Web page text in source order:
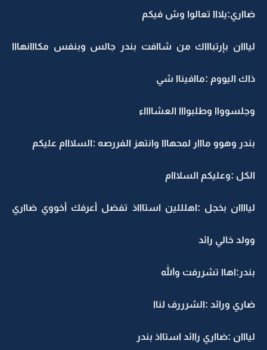
ضااري:يلااا تعالوا وش فيكم
ليااان بإرتباااك من شاافت بندر جالس وبنفس مكااانهااا
ذاك اليووم :ماافيناا شي
وجلسوواا وطلبوااا العشااااء
بندر وهوو مااار لمحهااا وانتهز الفررصه :السلااام عليكم
الكل :وعليكم السلااام
لياااان بخجل :اهلللين استاااذ تفضل أعرفك أخووي ضااري
وولد خالي رائد
بندر:اهاا تشررفت والله
ضاري ورائد :الشرررف لناا
ليااان :ضااري راائد استااذ بندر